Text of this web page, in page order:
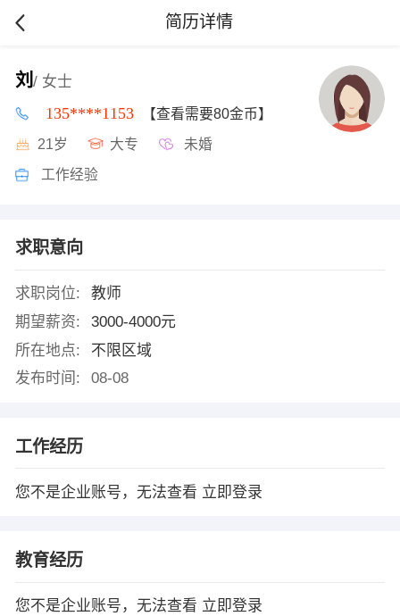
简历详情
刘 / 女士
135****1153 【查看需要80金币】
21岁 大专 未婚
工作经验
求职意向
求职岗位:
教师
期望薪资:
3000-4000元
所在地点:
不限区域
发布时间:
08-08
工作经历
您不是企业账号，无法查看 立即登录
教育经历
您不是企业账号，无法查看 立即登录